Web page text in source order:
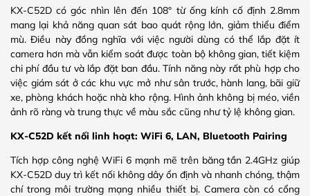
KX-C52D có góc nhìn lên đến 108° từ ống kính cố định 2.8mm
mang lại khả năng quan sát bao quát rộng lớn, giảm thiểu điểm
mù. Điều này đồng nghĩa với việc người dùng có thể lắp đặt ít
camera hơn mà vẫn kiểm soát được toàn bộ không gian, tiết kiệm
chi phí đầu tư và lắp đặt ban đầu. Tính năng này rất phù hợp cho
việc giám sát ở các khu vực mở như sân trước, hành lang, bãi giữ
xe, phòng khách hoặc nhà kho rộng. Hình ảnh không bị méo, viền
ảnh rõ ràng và trung thực về màu sắc cũng như tỷ lệ không gian.
KX-C52D kết nối linh hoạt: WiFi 6, LAN, Bluetooth Pairing
Tích hợp công nghệ WiFi 6 mạnh mẽ trên băng tần 2.4GHz giúp
KX-C52D duy trì kết nối không dây ổn định và nhanh chóng, thậm
chí trong môi trường mạng nhiều thiết bị. Camera còn có cổng